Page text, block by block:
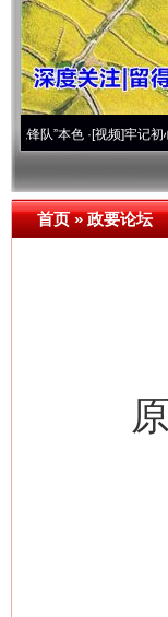
·[视频]牢记初心使命 奋
首页»政要论坛
原标